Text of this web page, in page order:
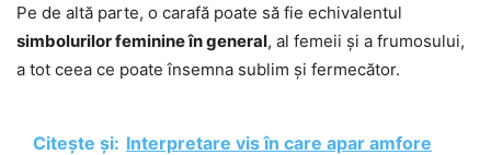
Pe de altă parte, o carafă poate să fie echivalentul
simbolurilor feminine în general, al femeii și a frumosului,
a tot ceea ce poate însemna sublim și fermecător.
Citește și: Interpretare vis în care apar amfore